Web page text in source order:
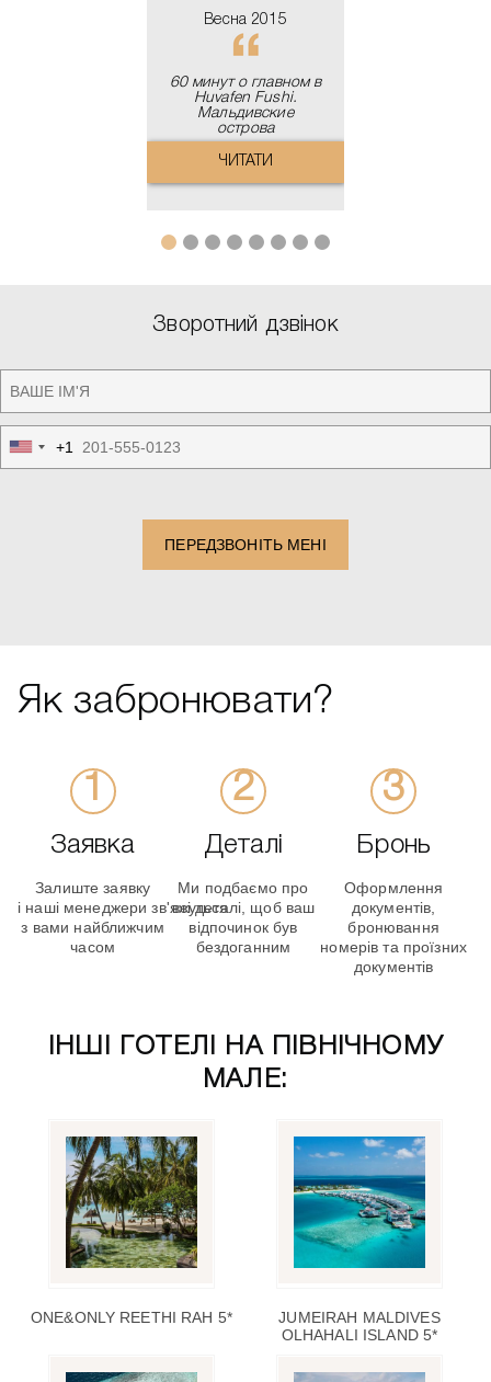
Весна 2015
60 минут о главном в
Huvafen Fushi.
Мальдивские
острова
ЧИТАТИ
Зворотний дзвінок
United
States
+1
ПЕРЕДЗВОНІТЬ МЕНІ
Як забронювати?
Заявка
Залиште заявку
і наші менеджери зв'яжуться
з вами найближчим
часом
Деталі
Ми подбаємо про
всі деталі, щоб ваш
відпочинок був
бездоганним
Бронь
Оформлення
документів,
бронювання
номерів та проїзних
документів
ІНШІ ГОТЕЛІ НА ПІВНІЧНОМУ
МАЛЕ:
ONE&ONLY REETHI RAH 5*
JUMEIRAH MALDIVES
OLHAHALI ISLAND 5*